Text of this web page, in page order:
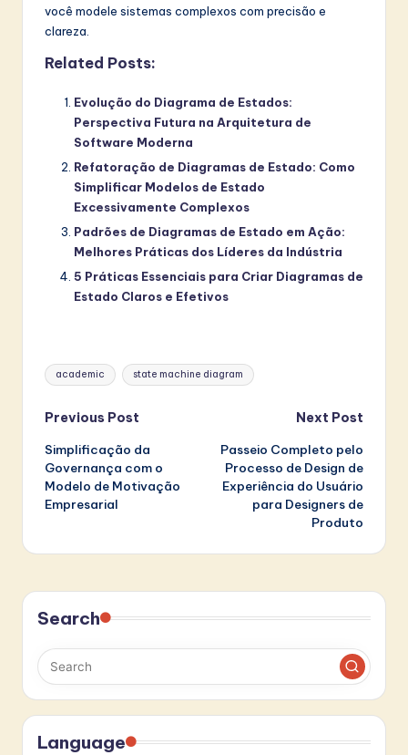
você modele sistemas complexos com precisão e
clareza.
Related Posts:
Evolução do Diagrama de Estados:
Perspectiva Futura na Arquitetura de
Software Moderna
Refatoração de Diagramas de Estado: Como
Simplificar Modelos de Estado
Excessivamente Complexos
Padrões de Diagramas de Estado em Ação:
Melhores Práticas dos Líderes da Indústria
5 Práticas Essenciais para Criar Diagramas de
Estado Claros e Efetivos
Tags:
academic state machine diagram
Post
navigation
Previous Post
Simplificação da
Governança com o
Modelo de Motivação
Empresarial
Next Post
Passeio Completo pelo
Processo de Design de
Experiência do Usuário
para Designers de
Produto
Search
Language